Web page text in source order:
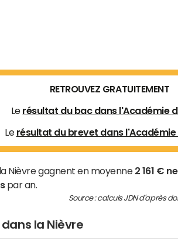
RETROUVEZ GRATUITEMENT
Le résultat du bac dans l'Académie
Le résultat du brevet dans l'Académie
Nièvre gagnent en moyenne 2 161 €
par an.
Source : calculs JDN d'après
la Nièvre